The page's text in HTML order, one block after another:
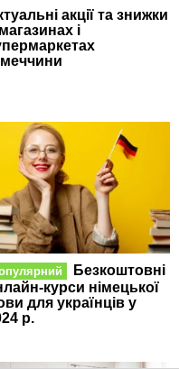
акції та знижки
і
Безкоштовні
курси німецької
для українців у
р.